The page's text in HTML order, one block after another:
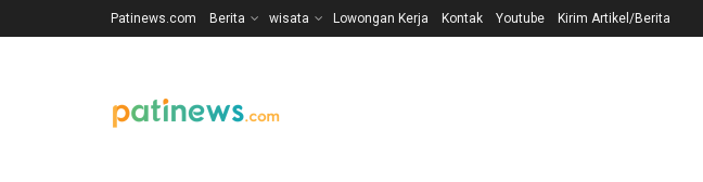
Patinews.com Berita wisata Lowongan Kerja Kontak Youtube Kirim Artikel/Berita